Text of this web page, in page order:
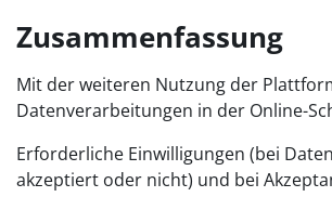
Zusammenfassung
Mit der weiteren Nutzung der
Datenverarbeitungen in der Online-
Erforderliche Einwilligungen (bei
akzeptiert oder nicht) und bei